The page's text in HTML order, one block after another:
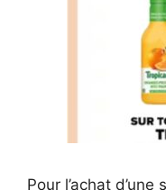
Pour l’achat